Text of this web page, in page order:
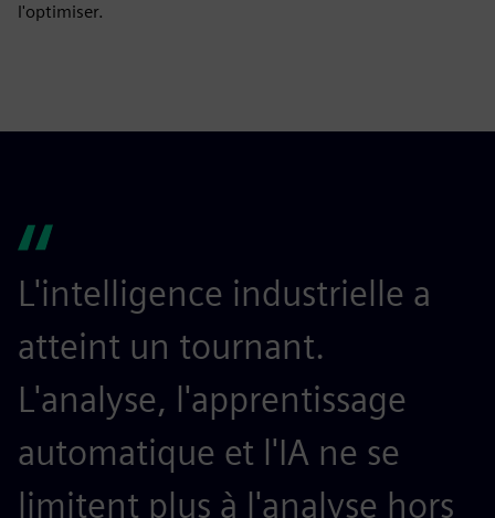
l'optimiser.
L'intelligence industrielle a
atteint un tournant.
L'analyse, l'apprentissage
automatique et l'IA ne se
limitent plus à l'analyse hors